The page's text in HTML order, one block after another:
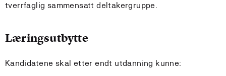
tverrfaglig sammensatt deltakergruppe.
Læringsutbytte
Kandidatene skal etter endt utdanning kunne: